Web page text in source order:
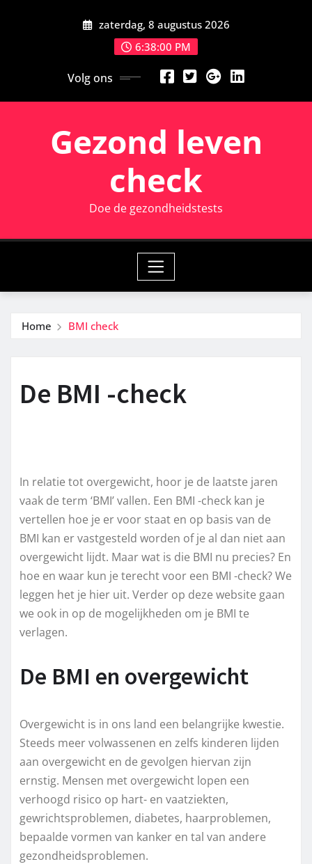
zaterdag, 8 augustus 2026
6:38:00 PM
Volg ons
Gezond leven
check
Doe de gezondheidstests
Home BMI check
De BMI -check
In relatie tot overgewicht, hoor je de laatste jaren
vaak de term ‘BMI’ vallen. Een BMI -check kan je
vertellen hoe je er voor staat en op basis van de
BMI kan er vastgesteld worden of je al dan niet aan
overgewicht lijdt. Maar wat is die BMI nu precies? En
hoe en waar kun je terecht voor een BMI -check? We
leggen het je hier uit. Verder op deze website gaan
we ook in op de mogelijkheden om je BMI te
verlagen.
De BMI en overgewicht
Overgewicht is in ons land een belangrijke kwestie.
Steeds meer volwassenen en zelfs kinderen lijden
aan overgewicht en de gevolgen hiervan zijn
ernstig. Mensen met overgewicht lopen een
verhoogd risico op hart- en vaatziekten,
gewrichtsproblemen, diabetes, haarproblemen,
bepaalde vormen van kanker en tal van andere
gezondheidsproblemen.